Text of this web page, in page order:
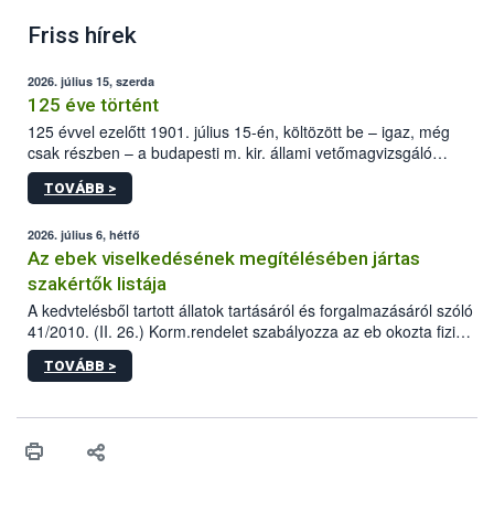
Friss hírek
2026. július 15, szerda
125 éve történt
125 évvel ezelőtt 1901. július 15-én, költözött be – igaz, még
csak részben – a budapesti m. kir. állami vetőmagvizsgáló
állomás a Kis Rókus utca 15. szám alatti, Czigler Győző által
tervezett új épületébe.
TOVÁBB >
2026. július 6, hétfő
Az ebek viselkedésének megítélésében jártas
szakértők listája
A kedvtelésből tartott állatok tartásáról és forgalmazásáról szóló
41/2010. (II. 26.) Korm.rendelet szabályozza az eb okozta fizikai
sérülés, illetve ennek veszélye keletkezésekor felmerülő
hatósági feladatokat, valamint a veszélyes eb tartását és annak
vonni az ebek viselkedésének megítélésében jártas szakértőt.
TOVÁBB >